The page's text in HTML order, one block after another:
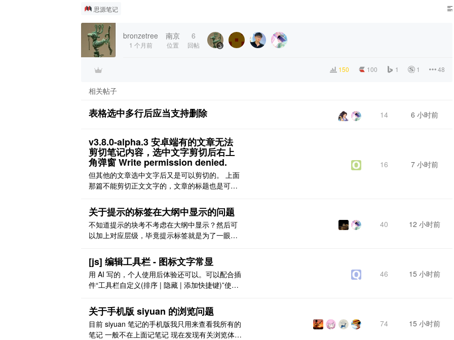
思源笔记
bronzetree
1 个月前
南京
位置
6
回帖 3
150 100 1 1 48
相关帖子
表格选中多行后应当支持删除 14 6 小时前
v3.8.0‑alpha.3 安卓端有的文章无法
剪切笔记内容，选中文字剪切后右上
角弹窗 Write permission denied.
但其他的文章选中文字后又是可以剪切的。 上面
那篇不能剪切正文文字的，文章的标题也是可以
剪切原来应该也出现过其他文章的正文内容也不
能剪切的弹窗提示
16 7 小时前
关于提示的标签在大纲中显示的问题
不知道提示的块考不考虑在大纲中显示？然后可
以加上对应层级，毕竟提示标签就是为了一眼看
40 12 小时前
[js] 编辑工具栏 - 图标文字常显
用 AI 写的，个人使用后体验还可以。可以配合插
件“工具栏自定义(排序 | 隐藏 | 添加快捷键)”使
=====================================
========================= 思源笔记编辑工
具栏 - ..
46 15 小时前
关于手机版 siyuan 的浏览问题
目前 siyuan 笔记的手机版我只用来查看我所有的
笔记 一般不在上面记笔记 现在发现有关浏览体验
74 15 小时前